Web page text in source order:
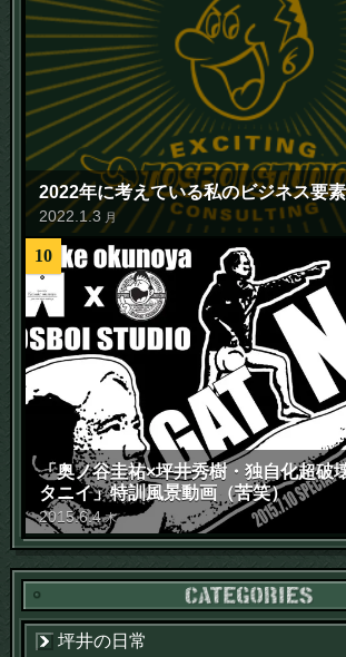
2022年に考えている私のビジネス要
2022 1.3 月
10
「奥ノ谷圭祐×坪井秀樹・独自化超破
タニイ」特訓風景動画（苦笑）
2015.6.4 木
坪井の日常